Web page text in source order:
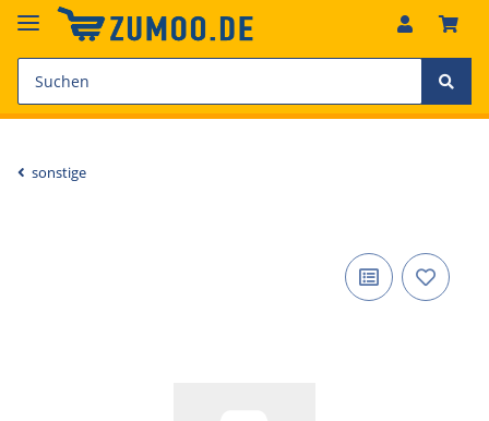
sonstige